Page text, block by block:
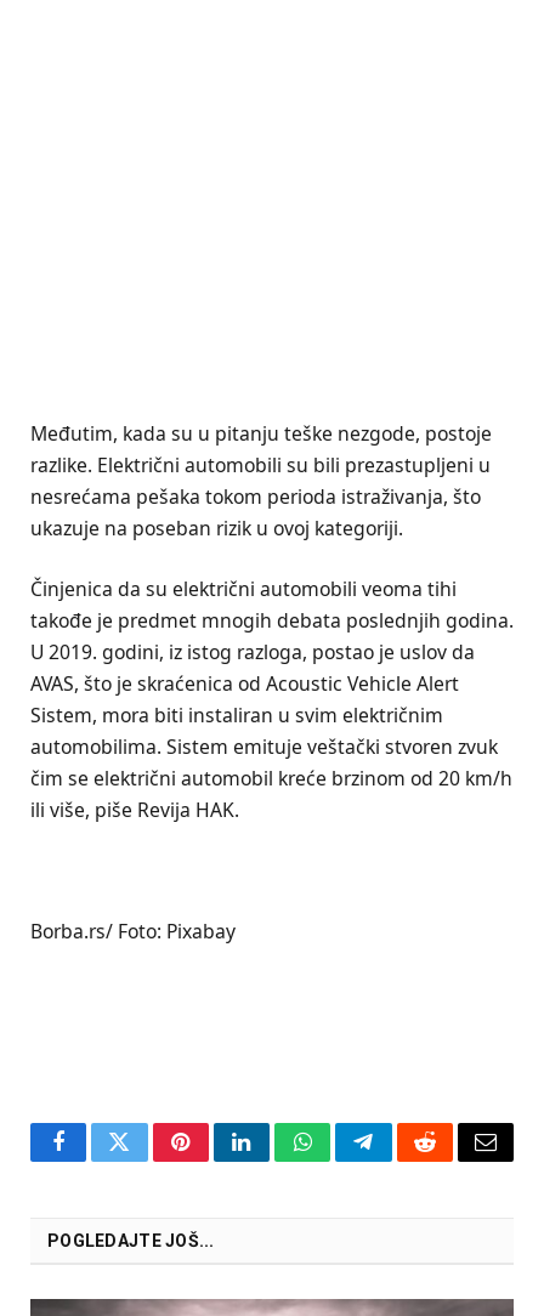
Međutim, kada su u pitanju teške nezgode, postoje
razlike. Električni automobili su bili prezastupljeni u
nesrećama pešaka tokom perioda istraživanja, što
ukazuje na poseban rizik u ovoj kategoriji.
Činjenica da su električni automobili veoma tihi
takođe je predmet mnogih debata poslednjih godina.
U 2019. godini, iz istog razloga, postao je uslov da
AVAS, što je skraćenica od Acoustic Vehicle Alert
Sistem, mora biti instaliran u svim električnim
automobilima. Sistem emituje veštački stvoren zvuk
čim se električni automobil kreće brzinom od 20 km/h
ili više, piše Revija HAK.
Borba.rs/ Foto: Pixabay
FacebookTwitterPinterestLinkedInWhatsAppTelegramRedditEmail
POGLEDAJTE JOŠ...